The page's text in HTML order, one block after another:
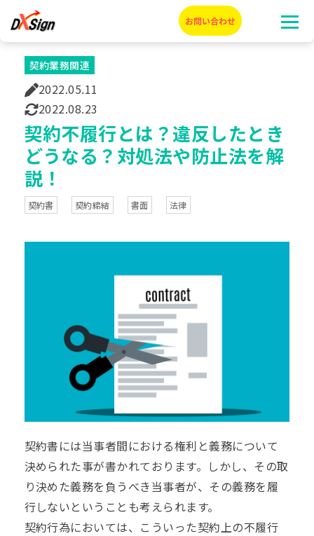
契約業務関連
2022.05.11
2022.08.23
契約不履行とは？違反したとき
どうなる？対処法や防止法を解
説！
契約書 契約締結 書面 法律
契約書には当事者間における権利と義務について
決められた事が書かれております。しかし、その取
り決めた義務を負うべき当事者が、その義務を履
行しないということも考えられます。
契約行為においては、こういった契約上の不履行